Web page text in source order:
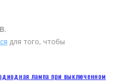
для того, чтобы
лампа при выключенном